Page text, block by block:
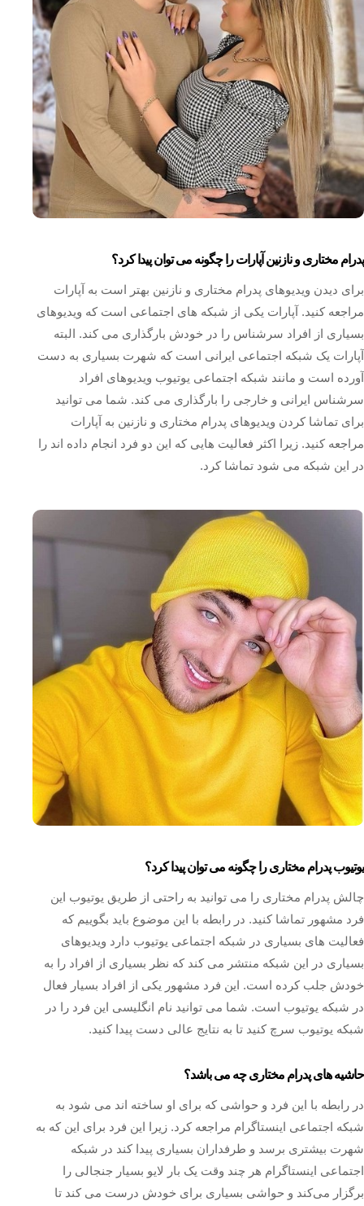
پدرام مختاری و نازنین آپارات را چگونه می توان پیدا کرد؟
برای دیدن ویدیوهای پدرام مختاری و نازنین بهتر است به آپارات
مراجعه کنید. آپارات یکی از شبکه های اجتماعی است که ویدیوهای
بسیاری از افراد سرشناس را در خودش بارگذاری می کند. البته
آپارات یک شبکه اجتماعی ایرانی است که شهرت بسیاری به دست
آورده است و مانند شبکه اجتماعی یوتیوب ویدیوهای افراد
سرشناس ایرانی و خارجی را بارگذاری می کند. شما می توانید
برای تماشا کردن ویدیوهای پدرام مختاری و نازنین به آپارات
مراجعه کنید. زیرا اکثر فعالیت هایی که این دو فرد انجام داده اند را
در این شبکه می شود تماشا کرد.
یوتیوب پدرام مختاری را چگونه می توان پیدا کرد؟
چالش پدرام مختاری را می توانید به راحتی از طریق یوتیوب این
فرد مشهور تماشا کنید. در رابطه با این موضوع باید بگوییم که
فعالیت‌ های بسیاری در شبکه اجتماعی یوتیوب دارد ویدیوهای
بسیاری در این شبکه منتشر می‌ کند که نظر بسیاری از افراد را به
خودش جلب کرده است. این فرد مشهور یکی از افراد بسیار فعال
در شبکه یوتیوب است. شما می توانید نام انگلیسی این فرد را در
شبکه یوتیوب سرچ کنید تا به نتایج عالی دست پیدا کنید.
حاشیه های پدرام مختاری چه می باشد؟
در رابطه با این فرد و حواشی که برای او ساخته اند می‌ شود به
شبکه اجتماعی اینستاگرام مراجعه کرد. زیرا این فرد برای این که به
شهرت بیشتری برسد و طرفداران بسیاری پیدا کند در شبکه
اجتماعی اینستاگرام هر چند وقت یک بار لایو بسیار جنجالی را
برگزار می‌کند و حواشی بسیاری برای خودش درست می کند تا